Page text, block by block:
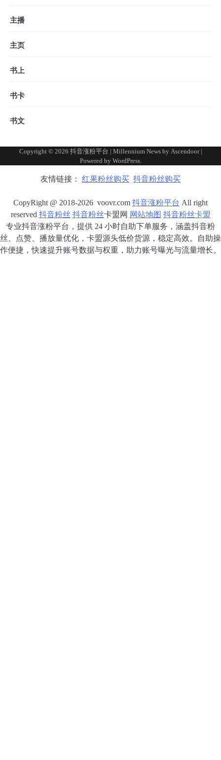
主播
主页
书上
书卡
书文
Copyright © 2026 抖音涨粉平台 | Millennium News by Ascendoor|
Powered by WordPress.
友情链接： 红果粉丝购买 抖音粉丝购买
CopyRight @ 2018-2026 voovr.com 抖音涨粉平台 All right
reserved 抖音粉丝 抖音粉丝卡盟网 网站地图 抖音粉丝卡盟
专业抖音涨粉平台，提供 24 小时自助下单服务，涵盖抖音粉
丝、点赞、播放量优化，卡盟源头低价货源，稳定高效。自助操
作便捷，快速提升账号数据与权重，助力账号曝光与流量增长。